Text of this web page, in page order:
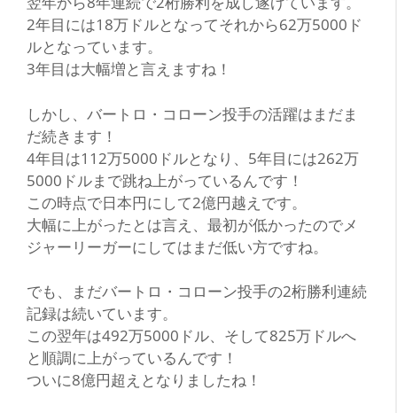
2年目には18万ドルとなってそれから62万5000ド
ルとなっています。
3年目は大幅増と言えますね！
しかし、バートロ・コローン投手の活躍はまだま
だ続きます！
4年目は112万5000ドルとなり、5年目には262万
5000ドルまで跳ね上がっているんです！
この時点で日本円にして2億円越えです。
大幅に上がったとは言え、最初が低かったのでメ
ジャーリーガーにしてはまだ低い方ですね。
でも、まだバートロ・コローン投手の2桁勝利連続
記録は続いています。
この翌年は492万5000ドル、そして825万ドルへ
と順調に上がっているんです！
ついに8億円超えとなりましたね！